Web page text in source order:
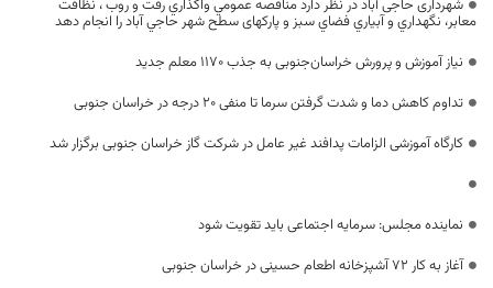
شهرداری حاجی آباد در نظر دارد مناقصه عمومي واگذاري رفت و روب ، نظافت
معابر، نگهداري و آبياري فضاي سبز و پارکهای سطح شهر حاجي آباد را انجام دهد
نیاز آموزش و پرورش خراسان‌جنوبی به جذب 1170 معلم جدید
تداوم کاهش دما و شدت گرفتن سرما تا منفی 20 درجه در خراسان جنوبی
کارگاه آموزشی الزامات پدافند غیر عامل در شرکت گاز خراسان جنوبی برگزار شد
نماینده مجلس: سرمایه‌ اجتماعی باید تقویت شود
آغاز به کار ۷۲ آشپزخانه اطعام حسینی در خراسان جنوبی